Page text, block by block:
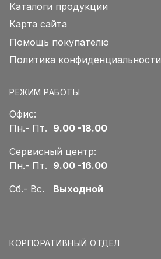
Каталоги продукции
Карта сайта
Помощь покупателю
Политика конфиденциальности
РЕЖИМ РАБОТЫ
Офис:
Пн.- Пт. 9.00 -18.00
Сервисный центр:
Пн.- Пт. 9.00 -16.00
Сб.- Вс. Выходной
КОРПОРАТИВНЫЙ ОТДЕЛ